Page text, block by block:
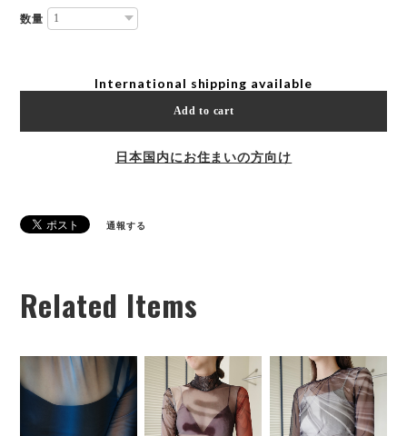
数量
International shipping available
Add to cart
日本国内にお住まいの方向け
通報する
Related Items